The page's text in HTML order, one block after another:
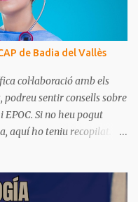
de Badia del Vallès
col·laboració amb els
podreu sentir consells sobre
Si no heu pogut
aquí ho teniu recopilat.